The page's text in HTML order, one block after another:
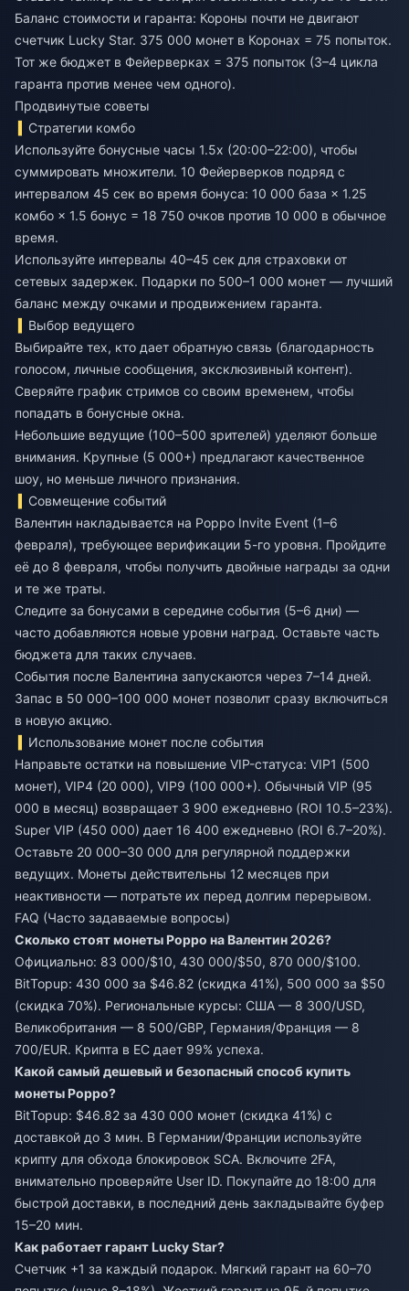
Баланс стоимости и гаранта: Короны почти не двигают
счетчик Lucky Star. 375 000 монет в Коронах = 75 попыток.
Тот же бюджет в Фейерверках = 375 попыток (3–4 цикла
гаранта против менее чем одного).
Продвинутые советы
Стратегии комбо
Используйте бонусные часы 1.5x (20:00–22:00), чтобы
суммировать множители. 10 Фейерверков подряд с
интервалом 45 сек во время бонуса: 10 000 база × 1.25
комбо × 1.5 бонус = 18 750 очков против 10 000 в обычное
время.
Используйте интервалы 40–45 сек для страховки от
сетевых задержек. Подарки по 500–1 000 монет — лучший
баланс между очками и продвижением гаранта.
Выбор ведущего
Выбирайте тех, кто дает обратную связь (благодарность
голосом, личные сообщения, эксклюзивный контент).
Сверяйте график стримов со своим временем, чтобы
попадать в бонусные окна.
Небольшие ведущие (100–500 зрителей) уделяют больше
внимания. Крупные (5 000+) предлагают качественное
шоу, но меньше личного признания.
Совмещение событий
Валентин накладывается на Poppo Invite Event (1–6
февраля), требующее верификации 5-го уровня. Пройдите
её до 8 февраля, чтобы получить двойные награды за одни
и те же траты.
Следите за бонусами в середине события (5–6 дни) —
часто добавляются новые уровни наград. Оставьте часть
бюджета для таких случаев.
События после Валентина запускаются через 7–14 дней.
Запас в 50 000–100 000 монет позволит сразу включиться
в новую акцию.
Использование монет после события
Направьте остатки на повышение VIP-статуса: VIP1 (500
монет), VIP4 (20 000), VIP9 (100 000+). Обычный VIP (95
000 в месяц) возвращает 3 900 ежедневно (ROI 10.5–23%).
Super VIP (450 000) дает 16 400 ежедневно (ROI 6.7–20%).
Оставьте 20 000–30 000 для регулярной поддержки
ведущих. Монеты действительны 12 месяцев при
неактивности — потратьте их перед долгим перерывом.
FAQ (Часто задаваемые вопросы)
Сколько стоят монеты Poppo на Валентин 2026?
Официально: 83 000/$10, 430 000/$50, 870 000/$100.
BitTopup: 430 000 за $46.82 (скидка 41%), 500 000 за $50
(скидка 70%). Региональные курсы: США — 8 300/USD,
Великобритания — 8 500/GBP, Германия/Франция — 8
700/EUR. Крипта в ЕС дает 99% успеха.
Какой самый дешевый и безопасный способ купить
монеты Poppo?
BitTopup: $46.82 за 430 000 монет (скидка 41%) с
доставкой до 3 мин. В Германии/Франции используйте
крипту для обхода блокировок SCA. Включите 2FA,
внимательно проверяйте User ID. Покупайте до 18:00 для
быстрой доставки, в последний день закладывайте буфер
15–20 мин.
Как работает гарант Lucky Star?
Счетчик +1 за каждый подарок. Мягкий гарант на 60–70